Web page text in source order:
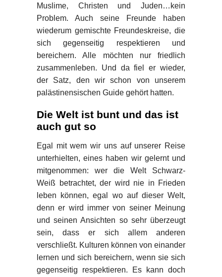
Muslime, Christen und Juden…kein
Problem. Auch seine Freunde haben
wiederum gemischte Freundeskreise, die
sich gegenseitig respektieren und
bereichern. Alle möchten nur friedlich
zusammenleben. Und da fiel er wieder,
der Satz, den wir schon von unserem
palästinensischen Guide gehört hatten.
Die Welt ist bunt und das ist
auch gut so
Egal mit wem wir uns auf unserer Reise
unterhielten, eines haben wir gelernt und
mitgenommen: wer die Welt Schwarz-
Weiß betrachtet, der wird nie in Frieden
leben können, egal wo auf dieser Welt,
denn er wird immer von seiner Meinung
und seinen Ansichten so sehr überzeugt
sein, dass er sich allem anderen
verschließt. Kulturen können von einander
lernen und sich bereichern, wenn sie sich
gegenseitig respektieren. Es kann doch